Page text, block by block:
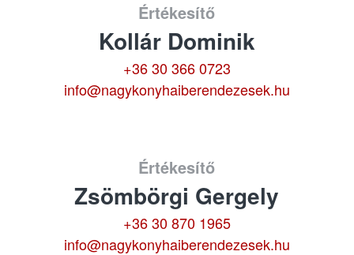
Értékesítő
Kollár Dominik
+36 30 366 0723
info@nagykonyhaiberendezesek.hu
Értékesítő
Zsömbörgi Gergely
+36 30 870 1965
info@nagykonyhaiberendezesek.hu